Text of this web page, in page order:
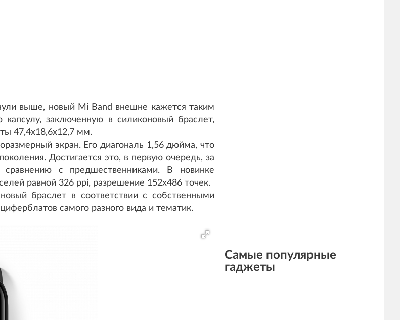
выше, новый Mi Band внешне кажется таким
заключенную в силиконовый браслет,
47,4x18,6x12,7 мм.
экран. Его диагональ 1,56 дюйма, что
Достигается это, в первую очередь, за
с предшественниками. В новинке
равной 326 ppi, разрешение 152х486 точек.
браслет в соответствии с собственными
самого разного вида и тематик.
Самые популярные
гаджеты